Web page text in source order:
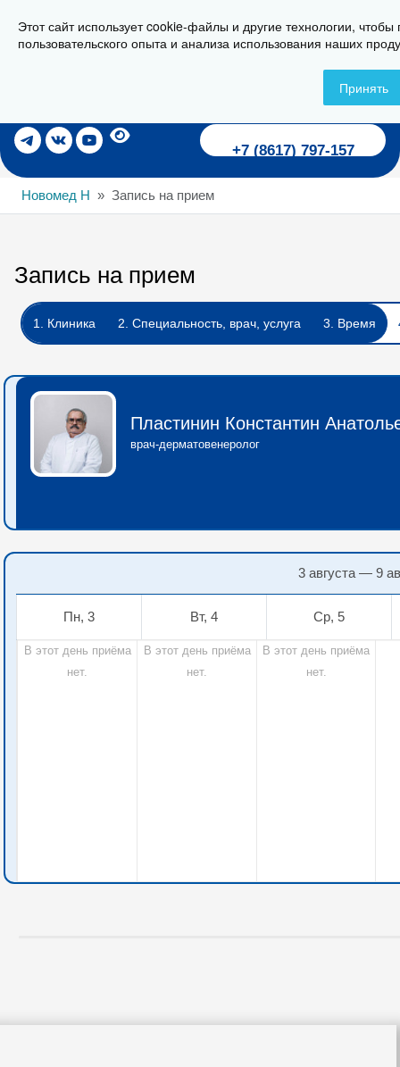
Этот сайт использует cookie-файлы и другие технологии,
пользовательского опыта и анализа использования наших
Принять
г. Новороссийск, ул. Пионерская, 23
Записаться на прием
+7 (8617) 797-157
Новомед Н Запись на прием
Запись на прием
1. Клиника 2. Специальность, врач, услуга 3. Время
Пластинин Константин
врач-дерматовенеролог
3 августа — 9
Пн, 3 Вт, 4 Ср, 5
В этот день приёма
нет.
В этот день приёма
нет.
В этот день приёма
нет.